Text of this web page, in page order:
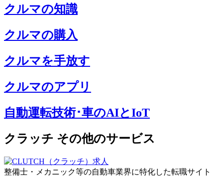
クルマの知識
クルマの購入
クルマを手放す
クルマのアプリ
自動運転技術･車のAIとIoT
クラッチ その他のサービス
整備士・メカニック等の自動車業界に特化した転職サイト